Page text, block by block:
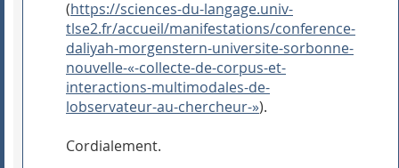
(https://sciences-du-langage.univ-
tlse2.fr/accueil/manifestations/conference-
daliyah-morgenstern-universite-sorbonne-
nouvelle-«-collecte-de-corpus-et-
interactions-multimodales-de-
lobservateur-au-chercheur-»).
Cordialement.